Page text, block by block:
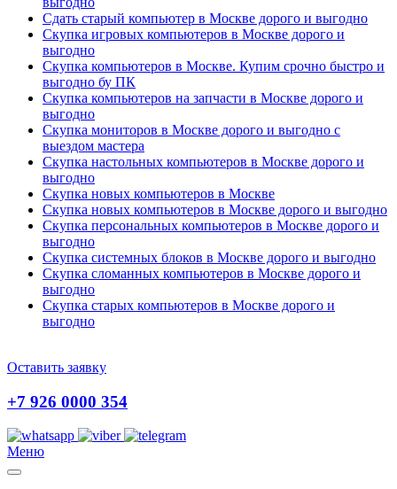
Сдать старый компьютер в Москве дорого и выгодно
Скупка игровых компьютеров в Москве дорого и
выгодно
Скупка компьютеров в Москве. Купим срочно быстро и
выгодно бу ПК
Скупка компьютеров на запчасти в Москве дорого и
выгодно
Скупка мониторов в Москве дорого и выгодно с
выездом мастера
Скупка настольных компьютеров в Москве дорого и
выгодно
Скупка новых компьютеров в Москве
Скупка новых компьютеров в Москве дорого и выгодно
Скупка персональных компьютеров в Москве дорого и
выгодно
Скупка системных блоков в Москве дорого и выгодно
Скупка сломанных компьютеров в Москве дорого и
выгодно
Скупка старых компьютеров в Москве дорого и
выгодно
Оставить заявку
+7 926 0000 354
Меню